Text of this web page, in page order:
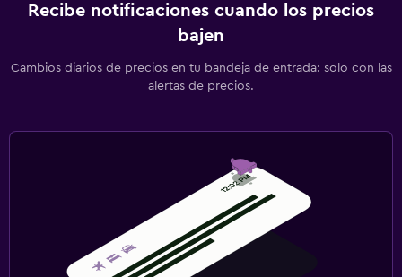
Recibe notificaciones cuando los precios
bajen
Cambios diarios de precios en tu bandeja de entrada: solo con las
alertas de precios.